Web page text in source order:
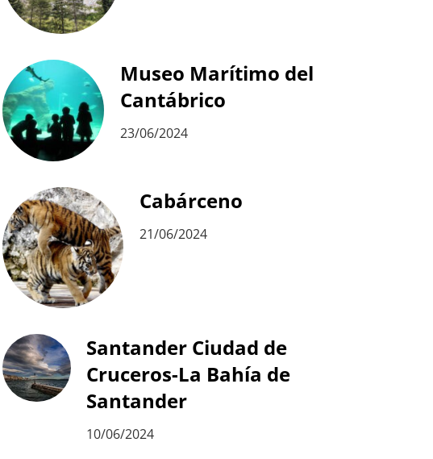
Museo Marítimo del
Cantábrico
23/06/2024
Cabárceno
21/06/2024
Santander Ciudad de
Cruceros-La Bahía de
Santander
10/06/2024